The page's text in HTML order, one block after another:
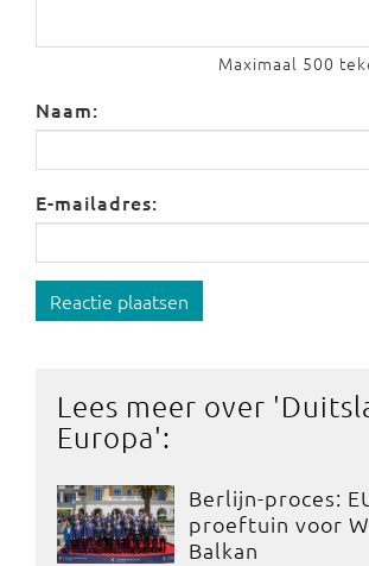
Maximaal 500
Naam:
E-mailadres:
Reactie plaatsen
Lees meer over '
Europa':
Berlijn-proces:
proeftuin voor
Balkan